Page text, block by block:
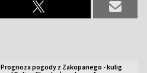
Prognoza pogody z Zakopanego - kulig